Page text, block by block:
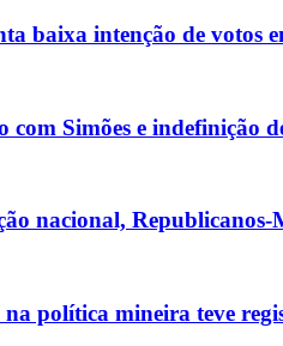
baixa intenção de votos
com Simões e indefinição
nacional, Republicanos-
política mineira teve